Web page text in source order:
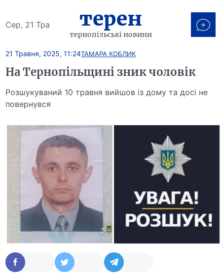
Сер, 21 Тра терен
тернопільські новини
21 Травня, 2025, 11:24ТАМАРА КОБЛИК
На Тернопільщині зник чоловік
Розшукуваний 10 травня вийшов із дому та досі не
повернувся